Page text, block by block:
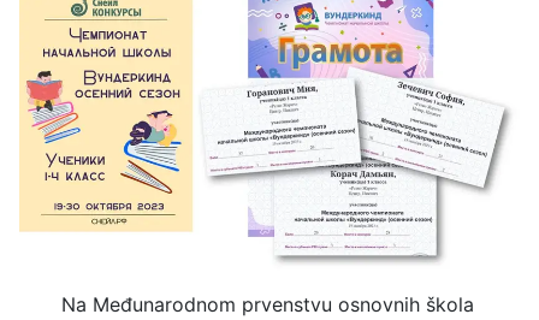
Na Međunarodnom prvenstvu osnovnih škola